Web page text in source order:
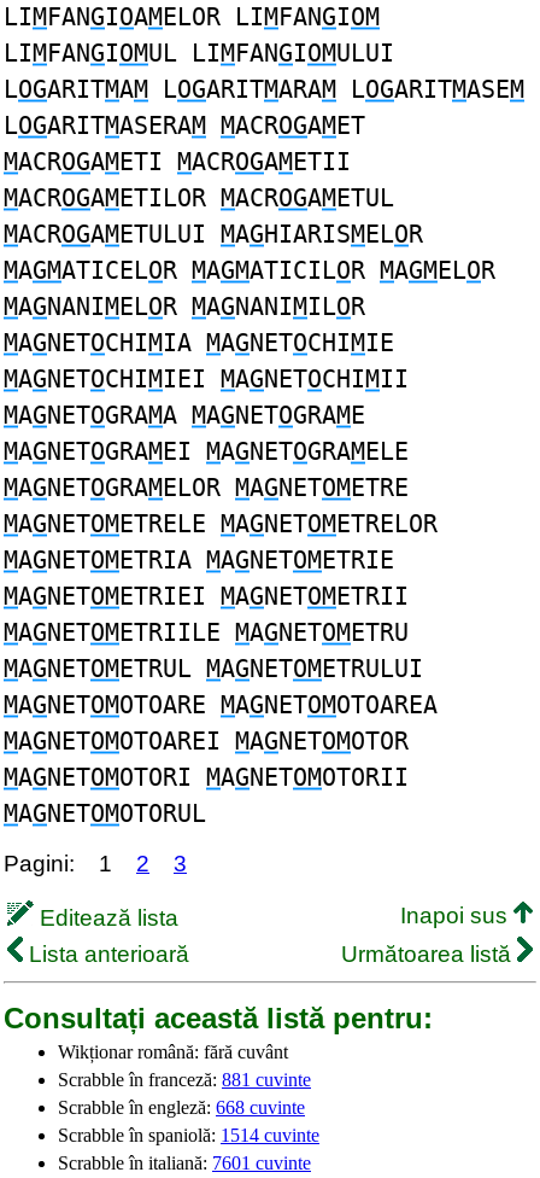
LIMFANGIOAMELOR LIMFANGIOM
LIMFANGIOMUL LIMFANGIOMULUI
LOGARITMAM LOGARITMARAM LOGARITMASEM
LOGARITMASERAM MACROGAMET
MACROGAMETI MACROGAMETII
MACROGAMETILOR MACROGAMETUL
MACROGAMETULUI MAGHIARISMELOR
MAGMATICELOR MAGMATICILOR MAGMELOR
MAGNANIMELOR MAGNANIMILOR
MAGNETOCHIMIA MAGNETOCHIMIE
MAGNETOCHIMIEI MAGNETOCHIMII
MAGNETOGRAMA MAGNETOGRAME
MAGNETOGRAMEI MAGNETOGRAMELE
MAGNETOGRAMELOR MAGNETOMETRE
MAGNETOMETRELE MAGNETOMETRELOR
MAGNETOMETRIA MAGNETOMETRIE
MAGNETOMETRIEI MAGNETOMETRII
MAGNETOMETRIILE MAGNETOMETRU
MAGNETOMETRUL MAGNETOMETRULUI
MAGNETOMOTOARE MAGNETOMOTOAREA
MAGNETOMOTOAREI MAGNETOMOTOR
MAGNETOMOTORI MAGNETOMOTORII
MAGNETOMOTORUL
Pagini: 1 2 3
Editează lista
Inapoi sus
Lista anterioară
Următoarea listă
Consultați această listă pentru:
Wikționar română: fără cuvânt
Scrabble în franceză: 881 cuvinte
Scrabble în engleză: 668 cuvinte
Scrabble în spaniolă: 1514 cuvinte
Scrabble în italiană: 7601 cuvinte